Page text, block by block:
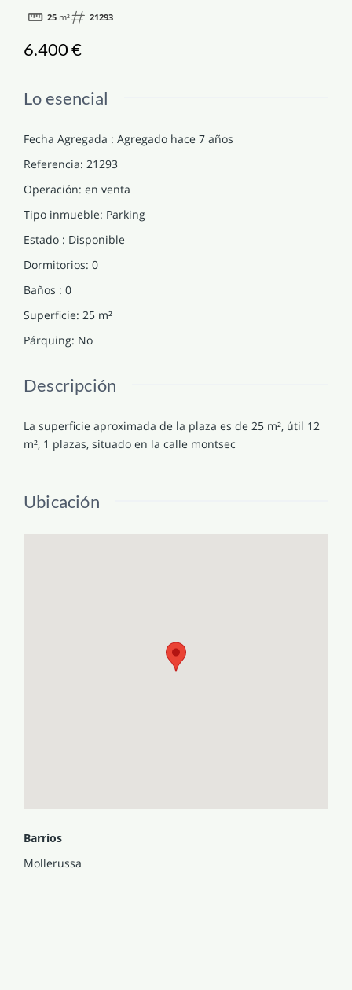
PERFIL
25 m² 21293
6.400 €
Lo esencial
Fecha Agregada : Agregado hace 7 años
Referencia: 21293
Operación: en venta
Tipo inmueble: Parking
Estado : Disponible
Dormitorios: 0
Baños : 0
Superficie: 25 m²
Párquing: No
Descripción
La superficie aproximada de la plaza es de 25 m², útil 12
m², 1 plazas, situado en la calle montsec
Ubicación
Barrios
Mollerussa